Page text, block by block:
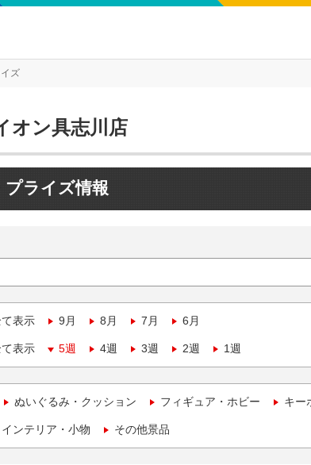
ズ
オン具志川店
プライズ情報
表示 9月 8月 7月 6月
表示 5週 4週 3週 2週 1週
ぬいぐるみ・クッション フィギュア・ホビー キー
ンテリア・小物 その他景品